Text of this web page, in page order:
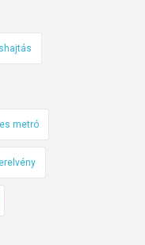
metró